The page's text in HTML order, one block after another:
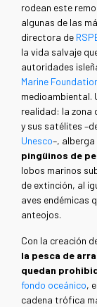
rodean este
algunas de las
directora de
la vida salvaje
autoridades
Marine
medioambiental.
realidad: la zona
y sus satélites
Unesco–, alberga
pingüinos de
lobos marinos
de extinción, al
aves endémicas
anteojos.
Con la creación
la pesca de
quedan
fondo oceánico,
cadena trófica